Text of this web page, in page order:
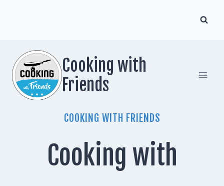
Cooking with
Friends
COOKING WITH FRIENDS
Cooking with